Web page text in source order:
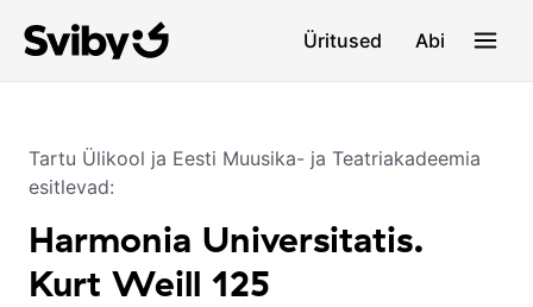
Üritused Abi
Tartu Ülikool ja Eesti Muusika- ja Teatriakadeemia
esitlevad:
Harmonia Universitatis.
Kurt Weill 125